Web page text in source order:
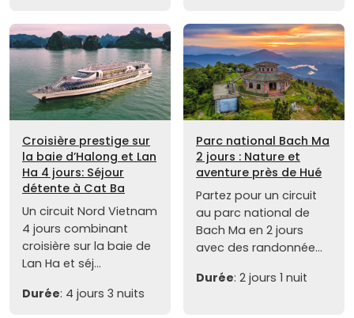
Croisière prestige sur
la baie d’Halong et Lan
Ha 4 jours: Séjour
détente à Cat Ba
Un circuit Nord Vietnam
4 jours combinant
croisière sur la baie de
Lan Ha et séj...
Durée: 4 jours 3 nuits
Parc national Bach Ma
2 jours : Nature et
aventure près de Hué
Partez pour un circuit
au parc national de
Bach Ma en 2 jours
avec des randonnée...
Durée: 2 jours 1 nuit